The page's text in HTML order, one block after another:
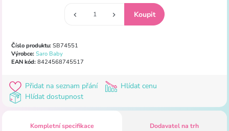
Číslo produktu:SB74551
Výrobce: Saro Baby
EAN kód:8424568745517
Přidat na seznam přání
Hlídat cenu
Hlídat dostupnost
Kompletní specifikace Dodavatel na trh